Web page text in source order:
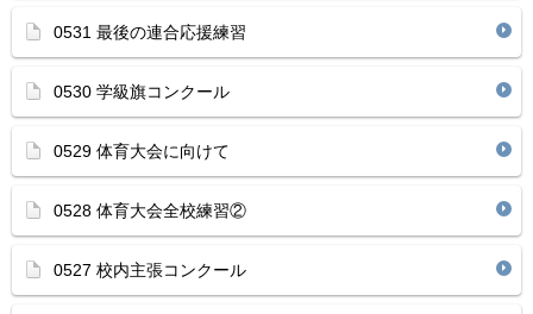
0531 最後の連合応援練習
0530 学級旗コンクール
0529 体育大会に向けて
0528 体育大会全校練習②
0527 校内主張コンクール